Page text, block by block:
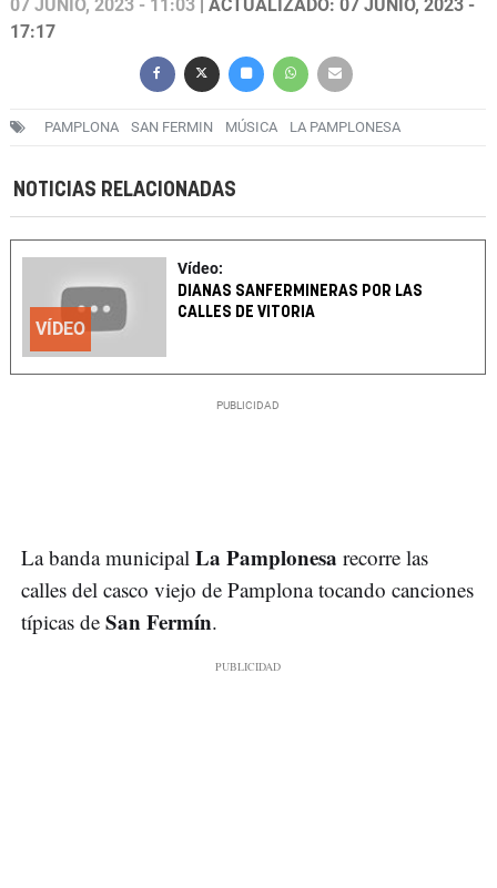
07 JUNIO, 2023 - 11:03 | ACTUALIZADO: 07 JUNIO, 2023 -
17:17
PAMPLONA SAN FERMIN MÚSICA LA PAMPLONESA
NOTICIAS RELACIONADAS
VÍDEO
Vídeo:
DIANAS SANFERMINERAS POR LAS
CALLES DE VITORIA
La banda municipal La Pamplonesa recorre las
calles del casco viejo de Pamplona tocando canciones
típicas de San Fermín.